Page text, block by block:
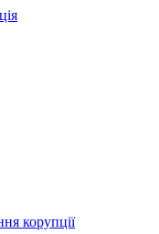
корупції